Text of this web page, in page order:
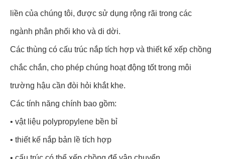
liền của chúng tôi, được sử dụng rộng rãi trong các
ngành phân phối kho và di dời.
Các thùng có cấu trúc nắp tích hợp và thiết kế xếp chồng
chắc chắn, cho phép chúng hoạt động tốt trong môi
trường hậu cần đòi hỏi khắt khe.
Các tính năng chính bao gồm:
• vật liệu polypropylene bền bỉ
• thiết kế nắp bản lề tích hợp